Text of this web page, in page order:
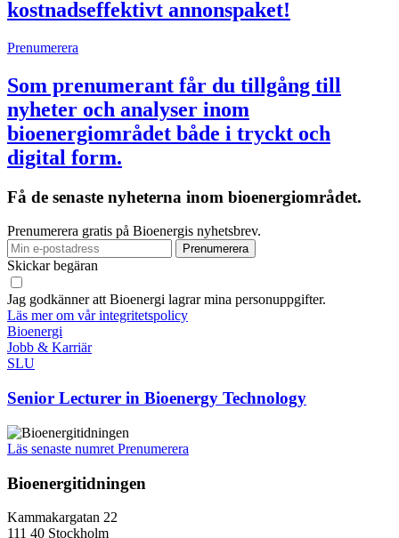
kostnadseffektivt annonspaket!
Prenumerera
Som prenumerant får du tillgång till
nyheter och analyser inom
bioenergiområdet både i tryckt och
digital form.
Få de senaste nyheterna inom bioenergiområdet.
Prenumerera gratis på Bioenergis nyhetsbrev.
Skickar begäran
Jag godkänner att Bioenergi lagrar mina personuppgifter.
Läs mer om vår integritetspolicy
Bioenergi
Jobb & Karriär
SLU
Senior Lecturer in Bioenergy Technology
Läs senaste numret Prenumerera
Bioenergitidningen
Kammakargatan 22
111 40 Stockholm